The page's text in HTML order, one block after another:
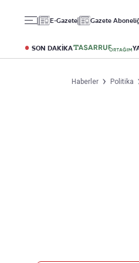
E-Gazete Gazete
SON DAKİKA
Altın
Döviz
Kripto
Haberler Politika